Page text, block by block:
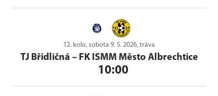
12. kolo, sobota 9. 5. 2026, tráva
TJ Břidličná – FK ISMM Město Albrechtice
10:00